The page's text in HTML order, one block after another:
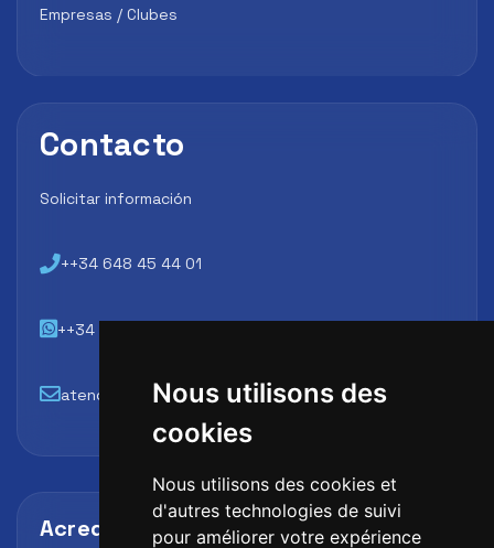
Nous utilisons des
cookies
Nous utilisons des cookies et
d'autres technologies de suivi
pour améliorer votre expérience
Empresas / Clubes
Contacto
Solicitar información
++34 648 45 44 01
++34 648 45 44 01
atencion@futbollab.com
Acreditaciones y alianzas